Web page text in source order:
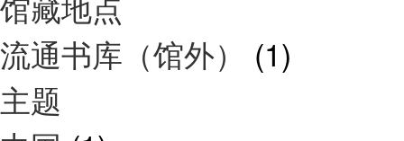
流通书库（馆外） (1)
主题